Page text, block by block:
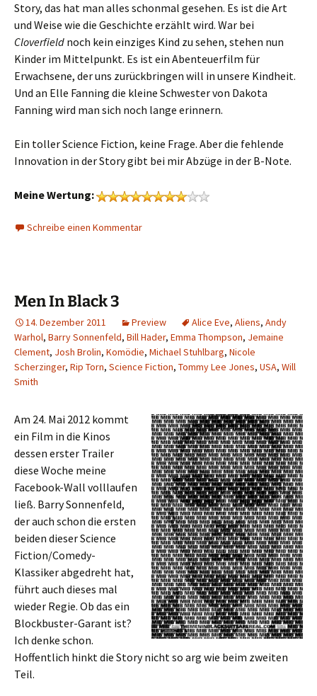
Story, das hat man alles schonmal gesehen. Es ist die Art
und Weise wie die Geschichte erzählt wird. War bei
Cloverfield noch kein einziges Kind zu sehen, stehen nun
Kinder im Mittelpunkt. Es ist ein Abenteuerfilm für
Erwachsene, der uns zurückbringen will in unsere Kindheit.
Und an Elle Fanning die kleine Schwester von Dakota
Fanning wird man sich noch lange erinnern.
Ein toller Science Fiction, keine Frage. Aber die fehlende
Innovation in der Story gibt bei mir Abzüge in der B-Note.
Meine Wertung:
Schreibe einen Kommentar
Men In Black 3
14. Dezember 2011 Preview Alice Eve, Aliens, Andy
Warhol, Barry Sonnenfeld, Bill Hader, Emma Thompson, Jemaine
Clement, Josh Brolin, Komödie, Michael Stuhlbarg, Nicole
Scherzinger, Rip Torn, Science Fiction, Tommy Lee Jones, USA, Will
Smith
Am 24. Mai 2012 kommt
ein Film in die Kinos
dessen erster Trailer
diese Woche meine
Facebook-Wall volllaufen
ließ. Barry Sonnenfeld,
der auch schon die ersten
beiden dieser Science
Fiction/Comedy-
Klassiker abgedreht hat,
führt auch dieses mal
wieder Regie. Ob das ein
Blockbuster-Garant ist?
Ich denke schon.
Hoffentlich hinkt die Story nicht so arg wie beim zweiten
Teil.